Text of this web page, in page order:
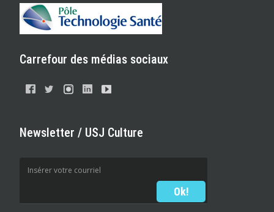
Carrefour des médias sociaux
Newsletter / USJ Culture